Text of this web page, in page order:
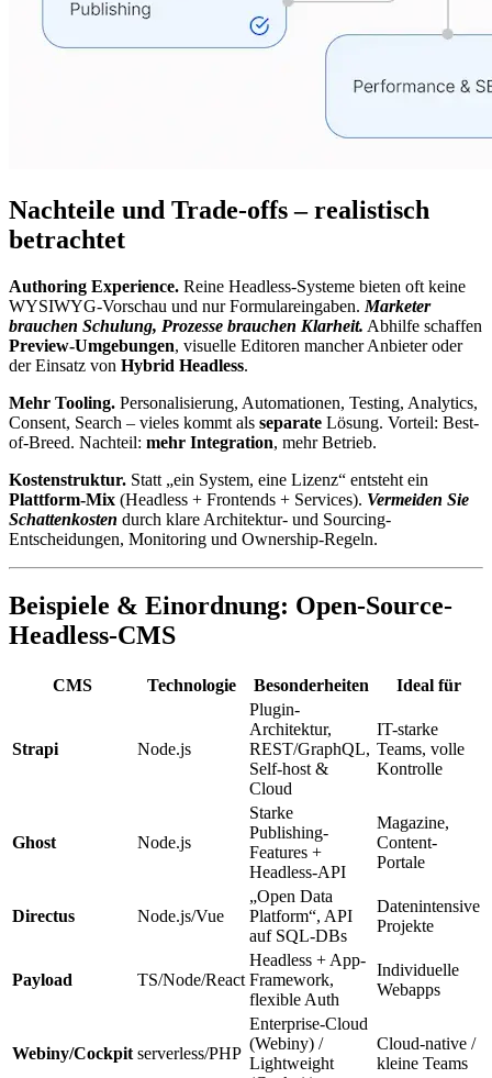
Nachteile und Trade-offs – realistisch
betrachtet
Authoring Experience. Reine Headless-Systeme bieten oft keine
WYSIWYG-Vorschau und nur Formulareingaben. Marketer
brauchen Schulung, Prozesse brauchen Klarheit. Abhilfe schaffen
Preview-Umgebungen, visuelle Editoren mancher Anbieter oder
der Einsatz von Hybrid Headless.
Mehr Tooling. Personalisierung, Automationen, Testing, Analytics,
Consent, Search – vieles kommt als separate Lösung. Vorteil: Best-
of-Breed. Nachteil: mehr Integration, mehr Betrieb.
Kostenstruktur. Statt „ein System, eine Lizenz“ entsteht ein
Plattform-Mix (Headless + Frontends + Services). Vermeiden Sie
Schattenkosten durch klare Architektur- und Sourcing-
Entscheidungen, Monitoring und Ownership-Regeln.
Beispiele & Einordnung: Open-Source-
Headless-CMS
CMS Technologie Besonderheiten Ideal für
Strapi Node.js
Plugin-
Architektur,
REST/GraphQL,
Self-host &
Cloud
IT-starke
Teams, volle
Kontrolle
Ghost Node.js
Starke
Publishing-
Features +
Headless-API
Magazine,
Content-
Portale
Directus Node.js/Vue
„Open Data
Platform“, API
auf SQL-DBs
Datenintensive
Projekte
Payload TS/Node/React
Headless + App-
Framework,
flexible Auth
Individuelle
Webapps
Webiny/Cockpit serverless/PHP
Enterprise-Cloud
(Webiny) /
Lightweight
Cloud-native /
kleine Teams